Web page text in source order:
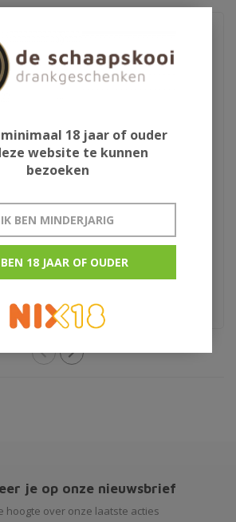
€5,95
je op onze nieuwsbrief
hoogte over onze laatste acties
18 jaar of ouder
website te kunnen
bezoeken
IK BEN MINDERJARIG
18 JAAR OF OUDER